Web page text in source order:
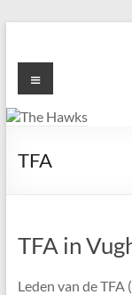
de
inhoud
The
Hawks
gezelligste
Menu
TFA
TFA in
Leden van de